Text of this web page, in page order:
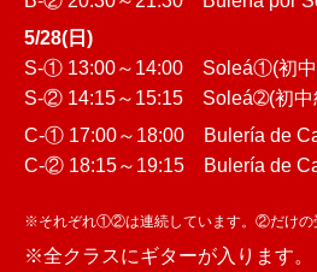
5/28(日)
S-① 13:00～14:00 Soleá①(初
S-② 14:15～15:15 Soleá➁(初中
C-① 17:00～18:00 Bulería de
C-② 18:15～19:15 Bulería de
※それぞれ①②は連続しています。②だけの
※全クラスにギターが入ります。